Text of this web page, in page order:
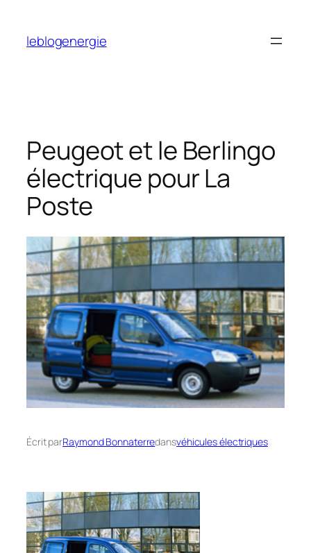
contenu
leblogenergie
Peugeot et le Berlingo
électrique pour La
Poste
Écrit parRaymond Bonnaterredansvéhicules électriques